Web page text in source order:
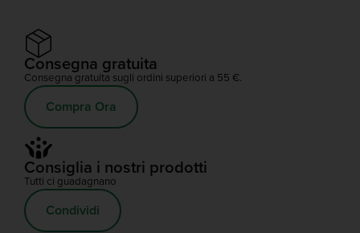
Consegna gratuita
Consegna gratuita sugli ordini superiori a 55 €.
Compra Ora
Consiglia i nostri prodotti
Tutti ci guadagnano
Condividi